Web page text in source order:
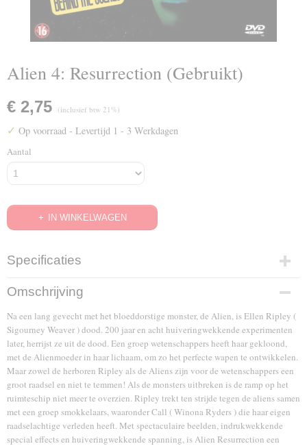
Alien 4: Resurrection (Gebruikt)
€ 2,75 (inclusief btw 21%)
✓ Op voorraad - Levertijd 1 - 3 Werkdagen
Aantal
IN WINKELWAGEN
Specificaties
EAN code
8712626001195
Omschrijving
Na een lang gevecht met het bloeddorstige monster, de Alien, is Ellen Ripley (
Sigourney Weaver ) dood. 200 jaar en acht huiveringwekkende experimenten
later, herrijst ze uit de dood. Een groep wetenschappers heeft haar gekloond,
met de Alienmoeder in haar lichaam, om zo het perfecte wapen te ontwikkelen.
Maar zowel de herboren Ripley als de Aliens zijn voor de wetenschappers een
groot raadsel en niet te temmen! Als de monsters uitbreken is de ramp op het
ruimteschip niet meer te overzien. Ripley trekt ten strijde tegen de aliens samen
met een groep smokkelaars, waaronder Call ( Winona Ryders ) die haar eigen
raadselachtige verleden heeft. Met spectaculaire beelden, indrukwekkende
special effects en huiveringwekkende spanning, is Alien Resurrection een